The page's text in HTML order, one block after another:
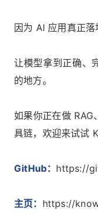
因为 AI 应用真正落
让模型拿到正确、
的地方。
如果你正在做
具链，欢迎来试试
GitHub： https://
主页： https://